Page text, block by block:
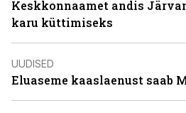
Keskkonnaamet andis
karu küttimiseks
UUDISED
Eluaseme kaaslaenust saab